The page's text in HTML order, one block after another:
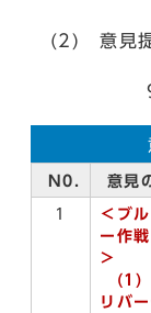
(2) 意見提
9
N0. 意見
1 ＜ ブ
ー作
＞
(1)
リバ